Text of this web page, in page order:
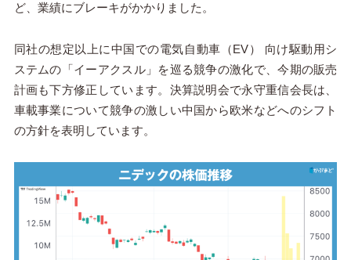
ど、業績にブレーキがかかりました。
同社の想定以上に中国での電気自動車（EV） 向け駆動用シ
ステムの「イーアクスル」を巡る競争の激化で、今期の販売
計画も下方修正しています。決算説明会で永守重信会長は、
車載事業について競争の激しい中国から欧米などへのシフト
の方針を表明しています。